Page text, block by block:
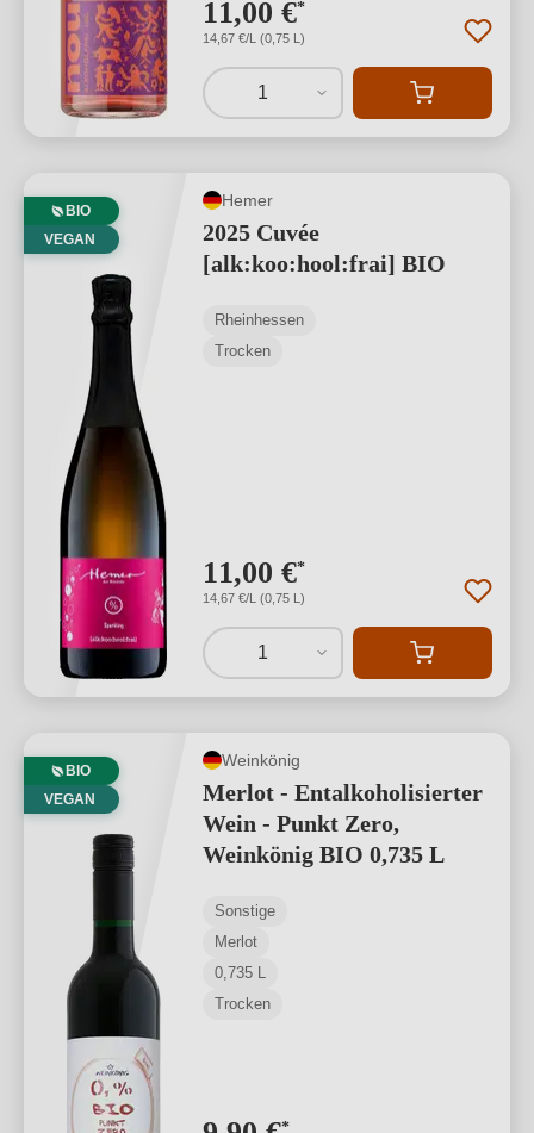
11,00 €*
14,67 €/L (0,75 L)
1
BIO
VEGAN
Hemer
2025 Cuvée
[alk:koo:hool:frai] BIO
Rheinhessen
Trocken
11,00 €*
14,67 €/L (0,75 L)
1
BIO
VEGAN
Weinkönig
Merlot - Entalkoholisierter
Wein - Punkt Zero,
Weinkönig BIO 0,735 L
Sonstige
Merlot
0,735 L
Trocken
*